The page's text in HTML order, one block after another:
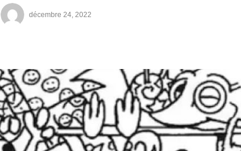
décembre 24, 2022